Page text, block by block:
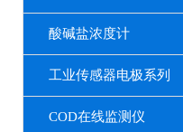
酸碱盐浓度计
工业传感器电极系列
COD在线监测仪